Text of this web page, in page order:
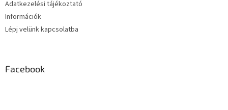
Adatkezelési tájékoztató
Információk
Lépj velünk kapcsolatba
Facebook